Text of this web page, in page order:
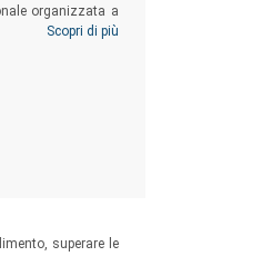
organizzata a
Scopri di più
superare le